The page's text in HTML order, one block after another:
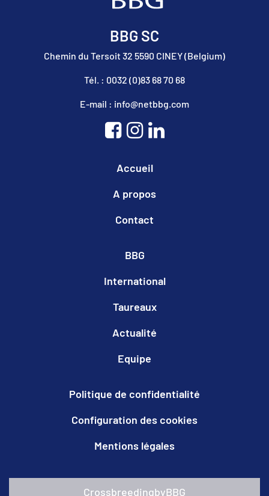
BBG SC
Chemin du Tersoit 32 5590 CINEY (Belgium)
Tél. : 0032 (0)83 68 70 68
E-mail : info@netbbg.com
Accueil
A propos
Contact
BBG
International
Taureaux
Actualité
Equipe
Politique de confidentialité
Configuration des cookies
Mentions légales
CrossbreedingbyBBG